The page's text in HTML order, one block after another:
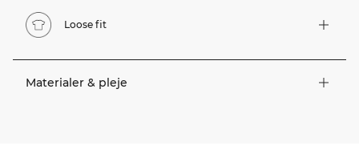
Loose fit
Materialer & pleje